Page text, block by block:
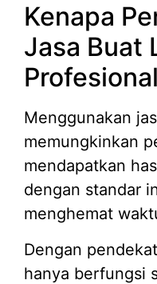
Kenapa
Jasa Buat
Menggunakan
memungkinkan
mendapatkan
dengan standar
menghemat
Dengan
hanya berfungsi